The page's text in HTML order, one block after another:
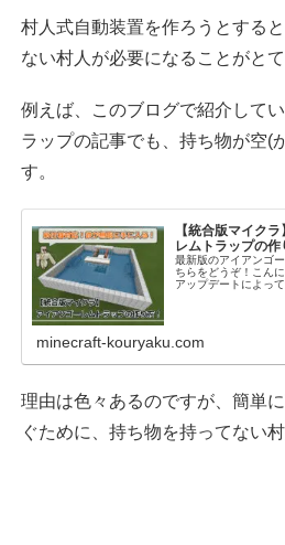
村人式自動装置を作ろうとする
ない村人が必要になることがとて
例えば、このブログで紹介して
ラップの記事でも、持ち物が空(
す。
【統合版マイク
レムトラップの作
最新版のアイアンゴ
ちらをどうぞ！こん
アップデートによっ
minecraft-kouryaku.com
理由は色々あるのですが、簡単
ぐために、持ち物を持ってない